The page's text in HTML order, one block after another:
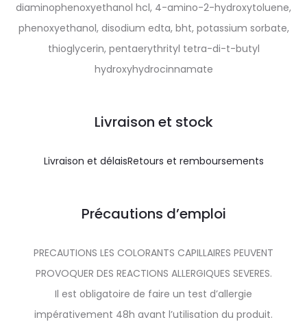
diaminophenoxyethanol hcl, 4-amino-2-hydroxytoluene,
phenoxyethanol, disodium edta, bht, potassium sorbate,
thioglycerin, pentaerythrityl tetra-di-t-butyl
hydroxyhydrocinnamate
Livraison et stock
Livraison et délaisRetours et remboursements
Précautions d’emploi
PRECAUTIONS LES COLORANTS CAPILLAIRES PEUVENT
PROVOQUER DES REACTIONS ALLERGIQUES SEVERES.
Il est obligatoire de faire un test d’allergie
impérativement 48h avant l’utilisation du produit.